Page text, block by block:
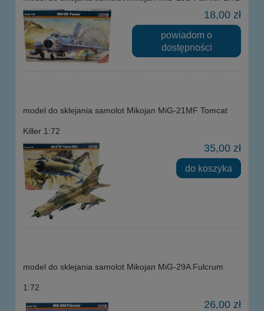
18,00 zł
powiadom o
dostępności
model do sklejania samolot Mikojan MiG-21MF Tomcat
Killer 1:72
35,00 zł
do koszyka
model do sklejania samolot Mikojan MiG-29A Fulcrum
1:72
26,00 zł